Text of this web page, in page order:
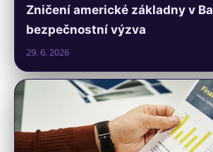
Zničení americké základny v
bezpečnostní výzva
29. 6. 2026